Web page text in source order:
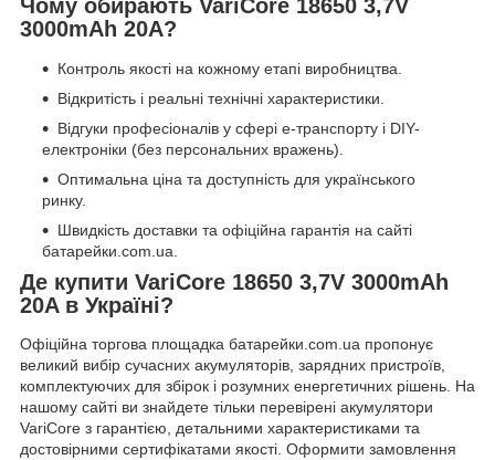
Чому обирають VariCore 18650 3,7V
3000mAh 20A?
Контроль якості на кожному етапі виробництва.
Відкритість і реальні технічні характеристики.
Відгуки професіоналів у сфері e-транспорту і DIY-
електроніки (без персональних вражень).
Оптимальна ціна та доступність для українського
ринку.
Швидкість доставки та офіційна гарантія на сайті
батарейки.com.ua
Де купити VariCore 18650 3,7V 3000mAh
20A в Україні?
Офіційна торгова площадка батарейки.com.ua пропонує
великий вибір сучасних акумуляторів, зарядних пристроїв,
комплектуючих для збірок і розумних енергетичних рішень. На
нашому сайті ви знайдете тільки перевірені акумулятори
VariCore з гарантією, детальними характеристиками та
достовірними сертифікатами якості. Оформити замовлення